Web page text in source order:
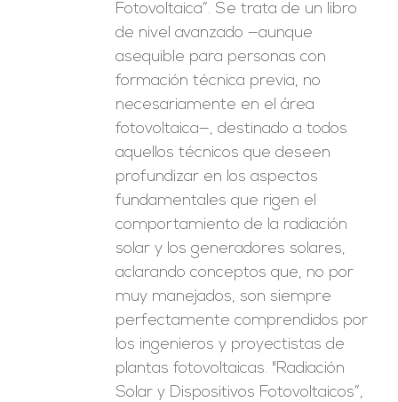
Fotovoltaica”. Se trata de un libro
de nivel avanzado —aunque
asequible para personas con
formación técnica previa, no
necesariamente en el área
fotovoltaica—, destinado a todos
aquellos técnicos que deseen
profundizar en los aspectos
fundamentales que rigen el
comportamiento de la radiación
solar y los generadores solares,
aclarando conceptos que, no por
muy manejados, son siempre
perfectamente comprendidos por
los ingenieros y proyectistas de
plantas fotovoltaicas. "Radiación
Solar y Dispositivos Fotovoltaicos”,